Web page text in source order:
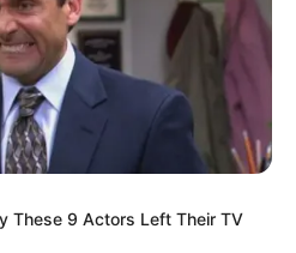
These 9 Actors Left Their TV